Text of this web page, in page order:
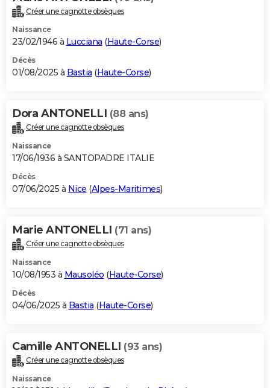
Créer une cagnotte obsèques
Naissance
23/02/1946 à Lucciana (Haute-Corse)
Décès
01/08/2025 à Bastia (Haute-Corse)
Dora ANTONELLI (88 ans)
Créer une cagnotte obsèques
Naissance
17/06/1936 à SANTOPADRE ITALIE
Décès
07/06/2025 à Nice (Alpes-Maritimes)
Marie ANTONELLI (71 ans)
Créer une cagnotte obsèques
Naissance
10/08/1953 à Mausoléo (Haute-Corse)
Décès
04/06/2025 à Bastia (Haute-Corse)
Camille ANTONELLI (93 ans)
Créer une cagnotte obsèques
Naissance